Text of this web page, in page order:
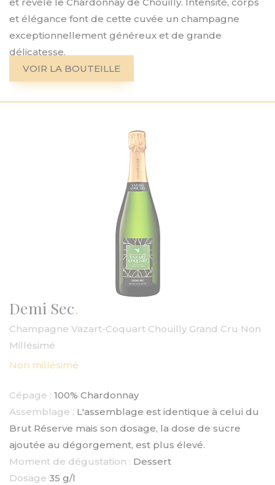
et élégance font de cette cuvée un champagne
exceptionnellement généreux et de grande
délicatesse.
VOIR LA BOUTEILLE
Demi Sec
Champagne Vazart-Coquart Chouilly Grand Cru Non
Millésimé
Non millésimé
Cépage : 100% Chardonnay
Assemblage : L'assemblage est identique à celui du
Brut Réserve mais son dosage, la dose de sucre
ajoutée au dégorgement, est plus élevé.
Moment de dégustation : Dessert
Dosage 35 g/l